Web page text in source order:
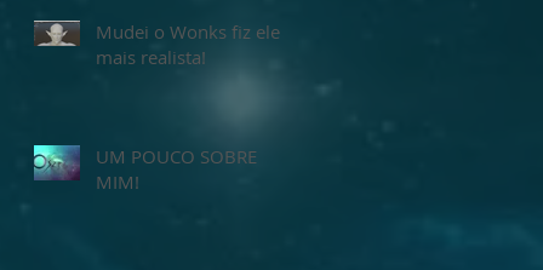
Mudei o Wonks fiz ele
mais realista!
UM POUCO SOBRE
MIM!